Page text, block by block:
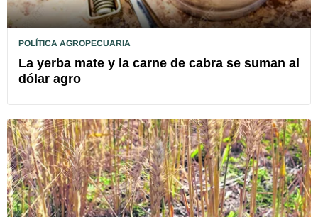
POLÍTICA AGROPECUARIA
La yerba mate y la carne de cabra se suman al
dólar agro